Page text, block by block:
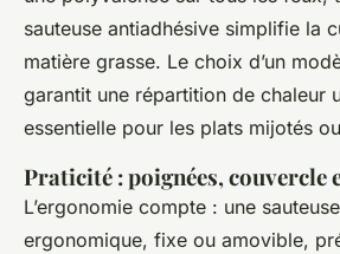
sauteuse antiadhésive simplifie la
matière grasse. Le choix d’un
garantit une répartition de chaleur
essentielle pour les plats mijotés
Praticité : poignées, couvercle
L’ergonomie compte : une
ergonomique, fixe ou amovible,